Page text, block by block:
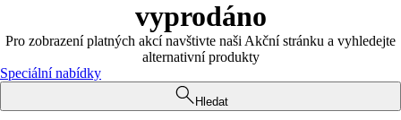
vyprodáno
Pro zobrazení platných akcí navštivte naši Akční stránku a vyhledejte
alternativní produkty
Speciální nabídky
Hledat